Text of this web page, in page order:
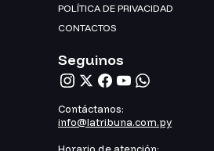
POLÍTICA DE PRIVACIDAD
CONTACTOS
Seguinos
Contáctanos:
info@latribuna.com.py